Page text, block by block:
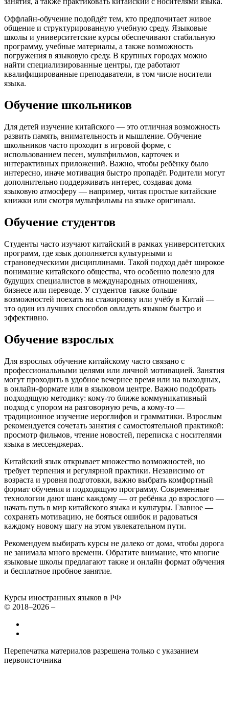
Оффлайн-обучение подойдёт тем, кто предпочитает живое
общение и структурированную учебную среду. Языковые
школы и университетские курсы обеспечивают стабильную
программу, учебные материалы, а также возможность
погружения в языковую среду. В крупных городах можно
найти специализированные центры, где работают
квалифицированные преподаватели, в том числе носители
языка.
Обучение школьников
Для детей изучение китайского — это отличная возможность
развить память, внимательность и мышление. Обучение
школьников часто проходит в игровой форме, с
использованием песен, мультфильмов, карточек и
интерактивных приложений. Важно, чтобы ребёнку было
интересно, иначе мотивация быстро пропадёт. Родители могут
дополнительно поддерживать интерес, создавая дома
языковую атмосферу — например, читая простые китайские
книжки или смотря мультфильмы на языке оригинала.
Обучение студентов
Студенты часто изучают китайский в рамках университетских
программ, где язык дополняется культурными и
страноведческими дисциплинами. Такой подход даёт широкое
понимание китайского общества, что особенно полезно для
будущих специалистов в международных отношениях,
бизнесе или переводе. У студентов также больше
возможностей поехать на стажировку или учёбу в Китай —
это один из лучших способов овладеть языком быстро и
эффективно.
Обучение взрослых
Для взрослых обучение китайскому часто связано с
профессиональными целями или личной мотивацией. Занятия
могут проходить в удобное вечернее время или на выходных,
в онлайн-формате или в языковом центре. Важно подобрать
подходящую методику: кому-то ближе коммуникативный
подход с упором на разговорную речь, а кому-то —
традиционное изучение иероглифов и грамматики. Взрослым
рекомендуется сочетать занятия с самостоятельной практикой:
просмотр фильмов, чтение новостей, переписка с носителями
языка в мессенджерах.
Китайский язык открывает множество возможностей, но
требует терпения и регулярной практики. Независимо от
возраста и уровня подготовки, важно выбрать комфортный
формат обучения и подходящую программу. Современные
технологии дают шанс каждому — от ребёнка до взрослого —
начать путь в мир китайского языка и культуры. Главное —
сохранять мотивацию, не бояться ошибок и радоваться
каждому новому шагу на этом увлекательном пути.
Рекомендуем выбирать курсы не далеко от дома, чтобы дорога
не занимала много времени. Обратите внимание, что многие
языковые школы предлагают также и онлайн формат обучения
и бесплатное пробное занятие.
Курсы иностранных языков в РФ
© 2018–2026 –
Перепечатка материалов разрешена только с указанием
первоисточника